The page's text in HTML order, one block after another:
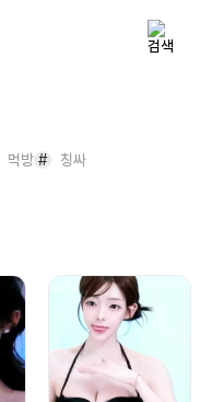
먹방 # 칭싸